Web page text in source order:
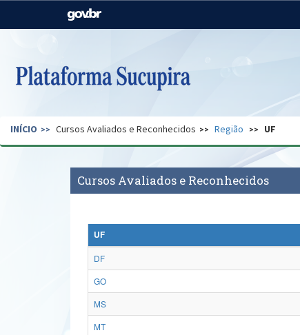
Casa Civil
Pecuária e Abastecimento
Secretaria de Governo Gabinete de Segurança
INÍCIO Cursos Avaliados e Reconhecidos Região UF
Cursos Avaliados e Reconhecidos
UF
DF
GO
MS
MT